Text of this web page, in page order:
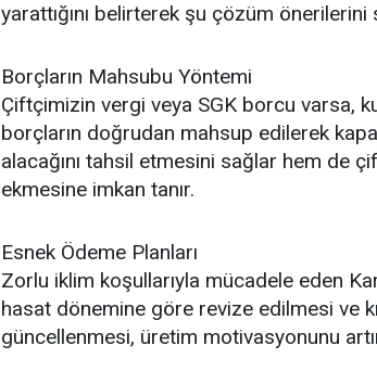
yarattığını belirterek şu çözüm önerilerini
Borçların Mahsubu Yöntemi
Çiftçimizin vergi veya SGK borcu varsa,
borçların doğrudan mahsup edilerek
alacağını tahsil etmesini sağlar hem de
ekmesine imkan tanır.
Esnek Ödeme Planları
Zorlu iklim koşullarıyla mücadele eden
hasat dönemine göre revize edilmesi ve
güncellenmesi, üretim motivasyonunu